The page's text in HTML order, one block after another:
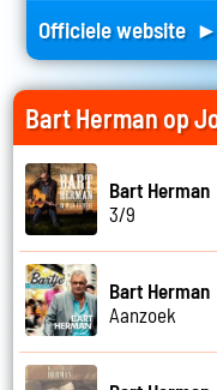
Officiele website ►
Bart Herman op
Bart Herman
3/9
Bart Herman
Aanzoek